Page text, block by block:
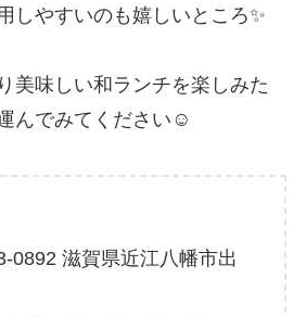
しやすいのも嬉しいところ✨
美味しい和ランチを楽しみた
んでみてください☺️
0892 滋賀県近江八幡市出